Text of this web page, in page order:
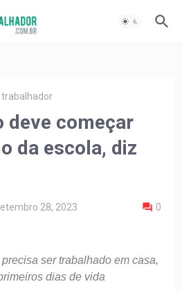
deve começar
da escola, diz
28, 2023 0
ser trabalhado em casa,
dias de vida